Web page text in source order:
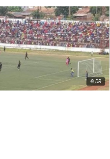
© DR